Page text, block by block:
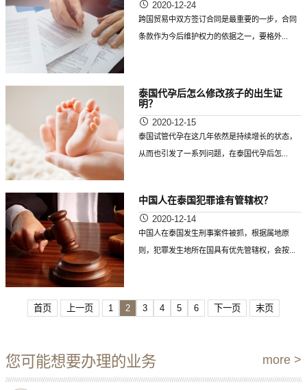
2020-12-24
跨国贸易中双方签订合同是最重要的一步，合同
条款作为今后维护权力的依据之一，要格外...
泰国代孕后怎么修改孩子的出生证
明？
2020-12-15
泰国试管代孕在这几年依然是持续增长的状态，
从而也引发了一系列问题，在泰国代孕后怎...
中国人在泰国犯罪谁有管辖权？
2020-12-14
中国人在泰国发生刑事案件被抓，根据属地原
则，犯罪发生地所在国具有优先管辖权，会按...
首页 上一页 1 2 3 4 5 6 下一页 末页
您可能想要办理的业务 more >